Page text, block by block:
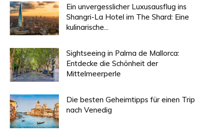
Ein unvergesslicher Luxusausflug ins
Shangri-La Hotel im The Shard: Eine
kulinarische...
Sightseeing in Palma de Mallorca:
Entdecke die Schönheit der
Mittelmeerperle
Die besten Geheimtipps für einen Trip
nach Venedig